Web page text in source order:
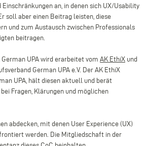
Einschränkungen an, in denen sich UX/Usability
soll aber einen Beitrag leisten, diese
und zum Austausch zwischen Professionals
beitragen.
UPA wird erarbeitet vom AK EthiX und
German UPA e.V. Der AK EthiX
UPA, hält diesen aktuell und berät
Fragen, Klärungen und möglichen
abdecken, mit denen User Experience (UX)
werden. Die Mitgliedschaft in der